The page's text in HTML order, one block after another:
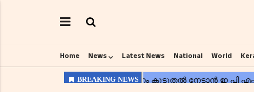
Home News Latest News National World